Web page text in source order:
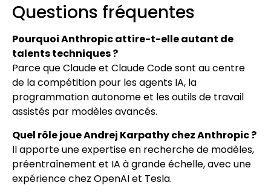
Questions fréquentes
Pourquoi Anthropic attire-t-elle autant de
talents techniques ?
Parce que Claude et Claude Code sont au centre
de la compétition pour les agents IA, la
programmation autonome et les outils de travail
assistés par modèles avancés.
Quel rôle joue Andrej Karpathy chez Anthropic ?
Il apporte une expertise en recherche de modèles,
préentraînement et IA à grande échelle, avec une
expérience chez OpenAI et Tesla.